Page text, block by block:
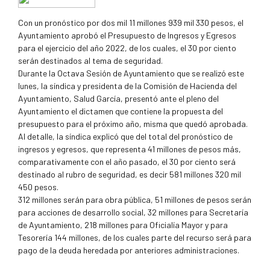
Con un pronóstico por dos mil 11 millones 939 mil 330 pesos, el
Ayuntamiento aprobó el Presupuesto de Ingresos y Egresos
para el ejercicio del año 2022, de los cuales, el 30 por ciento
serán destinados al tema de seguridad.
Durante la Octava Sesión de Ayuntamiento que se realizó este
lunes, la síndica y presidenta de la Comisión de Hacienda del
Ayuntamiento, Salud García, presentó ante el pleno del
Ayuntamiento el dictamen que contiene la propuesta del
presupuesto para el próximo año, misma que quedó aprobada.
Al detalle, la síndica explicó que del total del pronóstico de
ingresos y egresos, que representa 41 millones de pesos más,
comparativamente con el año pasado, el 30 por ciento será
destinado al rubro de seguridad, es decir 581 millones 320 mil
450 pesos.
312 millones serán para obra pública, 51 millones de pesos serán
para acciones de desarrollo social, 32 millones para Secretaría
de Ayuntamiento, 218 millones para Oficialía Mayor y para
Tesorería 144 millones, de los cuales parte del recurso será para
pago de la deuda heredada por anteriores administraciones.